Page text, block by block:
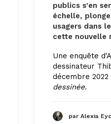
publics s'en
échelle,
usagers dans
cette nouvelle
Une enquête
dessinateur
décembre 2022
dessinée.
par Alexia